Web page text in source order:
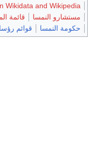
Wikidata and Wikipedia
مستشارو النمسا
قائمة
حكومة النمسا
قوائم